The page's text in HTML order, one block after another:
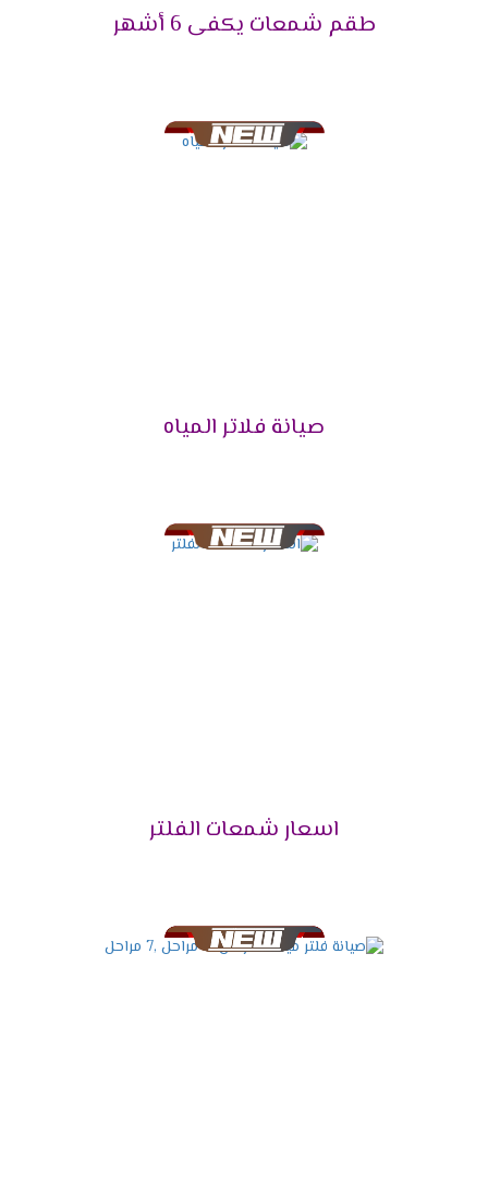
طقم شمعات يكفى 6 أشهر
صيانة فلاتر المياه
اسعار شمعات الفلتر